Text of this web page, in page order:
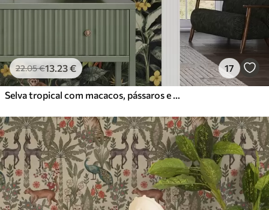
22.05€13.23€ 17
Selva tropical com macacos, pássaros e folhagem densa